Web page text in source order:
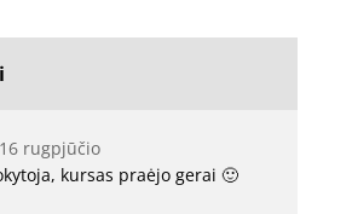
rugpjūčio
kursas praėjo gerai 🙂